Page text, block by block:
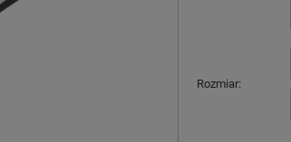
Rozmiar